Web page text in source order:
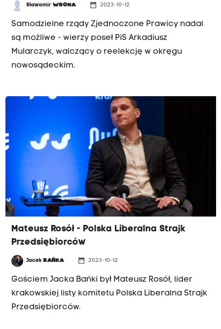
SławomirWRONA date_range 2023-10-12
Samodzielne rządy Zjednoczone Prawicy nadal
są możliwe - wierzy poseł PiS Arkadiusz
Mularczyk, walczący o reelekcję w okręgu
nowosądeckim.
Mateusz Rosół - Polska Liberalna Strajk
Przedsiębiorców
Jacek BAŃKA date_range 2023-10-12
Gościem Jacka Bańki był Mateusz Rosół, lider
krakowskiej listy komitetu Polska Liberalna Strajk
Przedsiębiorców.